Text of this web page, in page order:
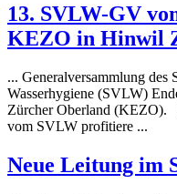
13. SVLW-GV
KEZO in Hinwil
... Generalversammlung
Wasserhygiene (SVLW)
Zürcher Oberland (KEZO).
vom SVLW profitiere ...
Neue Leitung im